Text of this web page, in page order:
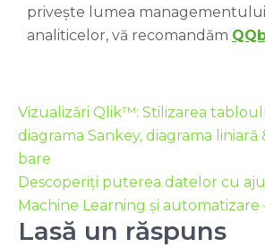
privește lumea
analiticelor, vă recomandăm
Vizualizări Qlik™: Stilizarea
diagrama Sankey, diagrama liniară
bare
Descoperiți puterea datelor cu
Machine Learning și automatizare
Lasă un răspuns